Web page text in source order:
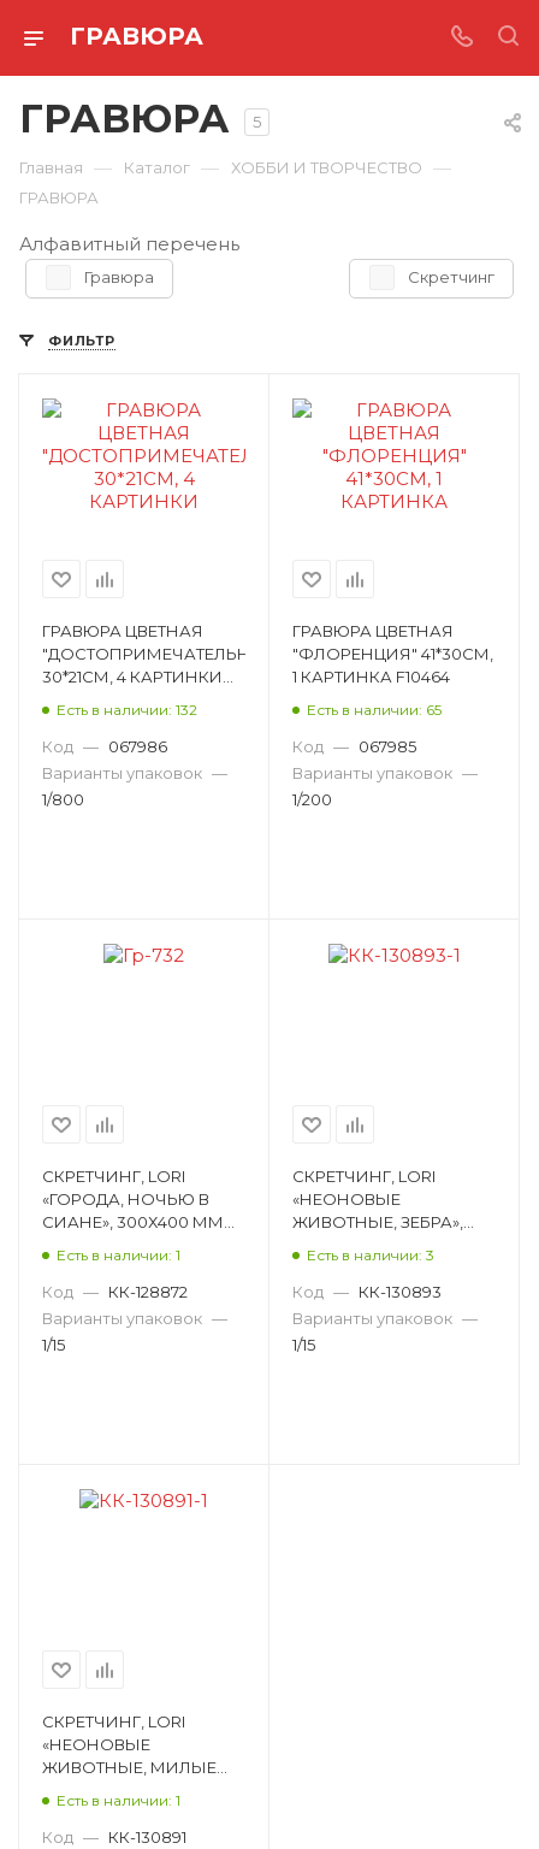
ГРАВЮРА
ГРАВЮРА 5
Главная — Каталог — ХОББИ И ТВОРЧЕСТВО —
ГРАВЮРА
Алфавитный перечень
Гравюра Скретчинг
ФИЛЬТР
ГРАВЮРА ЦВЕТНАЯ
"ДОСТОПРИМЕЧАТЕЛЬНОСТИ"
30*21СМ, 4 КАРТИНКИ
Есть в наличии: 132
Код — 067986
Варианты упаковок —
1/800
ГРАВЮРА ЦВЕТНАЯ
"ФЛОРЕНЦИЯ" 41*30СМ,
1 КАРТИНКА F10464
Есть в наличии: 65
Код — 067985
Варианты упаковок —
1/200
СКРЕТЧИНГ, LORI
«ГОРОДА, НОЧЬЮ В
СИАНЕ», 300Х400 ММ
Есть в наличии: 1
Код — КК-128872
Варианты упаковок —
1/15
СКРЕТЧИНГ, LORI
«НЕОНОВЫЕ
ЖИВОТНЫЕ, ЗЕБРА»,
Есть в наличии: 3
Код — КК-130893
Варианты упаковок —
1/15
СКРЕТЧИНГ, LORI
«НЕОНОВЫЕ
ЖИВОТНЫЕ, МИЛЫЕ
Есть в наличии: 1
Код — КК-130891